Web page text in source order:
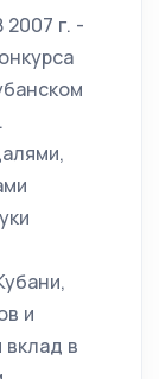
2007 г. -
и
в